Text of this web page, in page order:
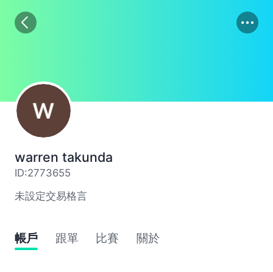
01
02
03
warren takunda
ID:2773655
未設定交易格言
帳戶 跟單 比賽 關於